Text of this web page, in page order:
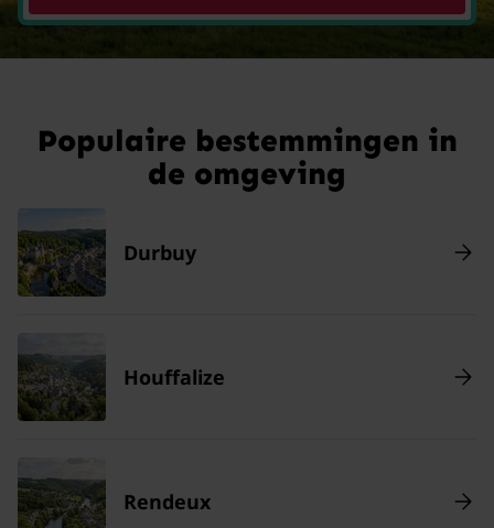
Populaire bestemmingen in
de omgeving
Durbuy
Houffalize
Rendeux